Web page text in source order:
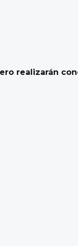
realizarán